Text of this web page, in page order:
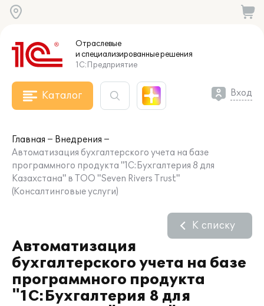
Отраслевые
и специализированныерешения
1С:Предприятие
Каталог Вход
Главная
Внедрения
Автоматизация бухгалтерского учета на базе
программного продукта "1С:Бухгалтерия 8 для
Казахстана" в ТОО "Seven Rivers Trust"
(Консалтинговые услуги)
Автоматизация
бухгалтерского учета на базе
программного продукта
"1С:Бухгалтерия 8 для
К списку